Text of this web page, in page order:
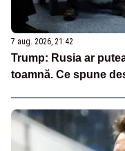
7 aug. 2026, 21:42
Trump: Rusia ar
toamnă. Ce spune